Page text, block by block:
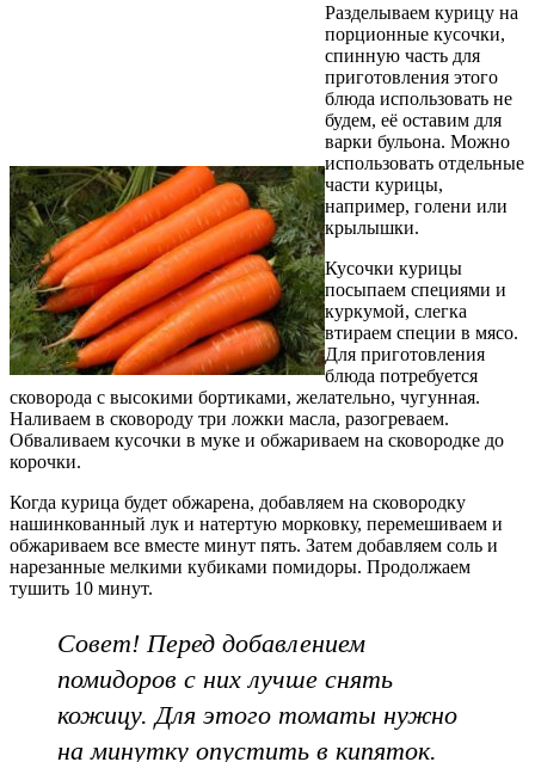
Разделываем курицу на
порционные кусочки,
спинную часть для
приготовления этого
блюда использовать не
будем, её оставим для
варки бульона. Можно
использовать отдельные
части курицы,
например, голени или
крылышки.
Кусочки курицы
посыпаем специями и
куркумой, слегка
втираем специи в мясо.
Для приготовления
блюда потребуется
сковорода с высокими бортиками, желательно, чугунная.
Наливаем в сковороду три ложки масла, разогреваем.
Обваливаем кусочки в муке и обжариваем на сковородке до
корочки.
Когда курица будет обжарена, добавляем на сковородку
нашинкованный лук и натертую морковку, перемешиваем и
обжариваем все вместе минут пять. Затем добавляем соль и
нарезанные мелкими кубиками помидоры. Продолжаем
тушить 10 минут.
Совет! Перед добавлением
помидоров с них лучше снять
кожицу. Для этого томаты нужно
на минутку опустить в кипяток.